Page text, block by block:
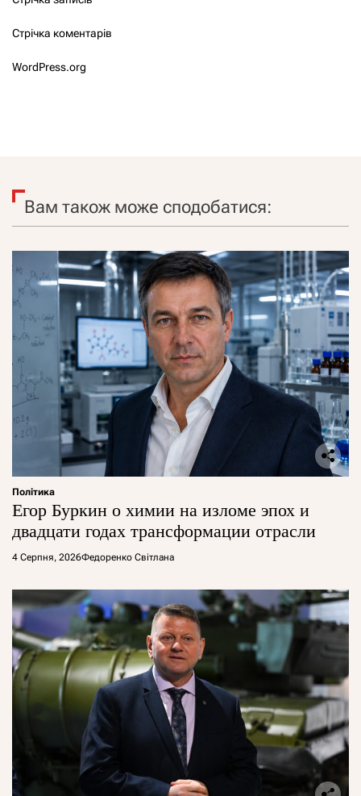
Стрічка коментарів
WordPress.org
Вам також може сподобатися:
Політика
Егор Буркин о химии на изломе эпох и
двадцати годах трансформации отрасли
4 Серпня, 2026Федоренко Світлана